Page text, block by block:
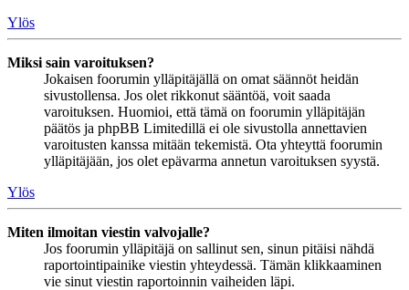
Ylös
Miksi sain varoituksen?
Jokaisen foorumin ylläpitäjällä on omat säännöt heidän
sivustollensa. Jos olet rikkonut sääntöä, voit saada
varoituksen. Huomioi, että tämä on foorumin ylläpitäjän
päätös ja phpBB Limitedillä ei ole sivustolla annettavien
varoitusten kanssa mitään tekemistä. Ota yhteyttä foorumin
ylläpitäjään, jos olet epävarma annetun varoituksen syystä.
Ylös
Miten ilmoitan viestin valvojalle?
Jos foorumin ylläpitäjä on sallinut sen, sinun pitäisi nähdä
raportointipainike viestin yhteydessä. Tämän klikkaaminen
vie sinut viestin raportoinnin vaiheiden läpi.